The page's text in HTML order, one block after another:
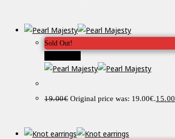
Sold Out!
19.00€ Original price was: 19.00€.15.00